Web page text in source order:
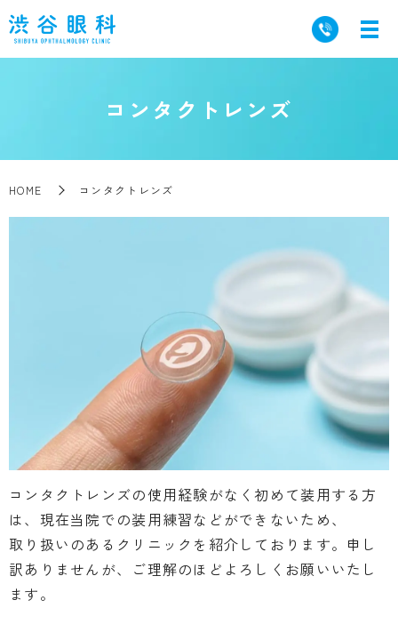
コンタクトレンズ
HOME コンタクトレンズ
コンタクトレンズの使用経験がなく初めて装用する方
は、現在当院での装用練習などができないため、
取り扱いのあるクリニックを紹介しております。申し
訳ありませんが、ご理解のほどよろしくお願いいたし
ます。